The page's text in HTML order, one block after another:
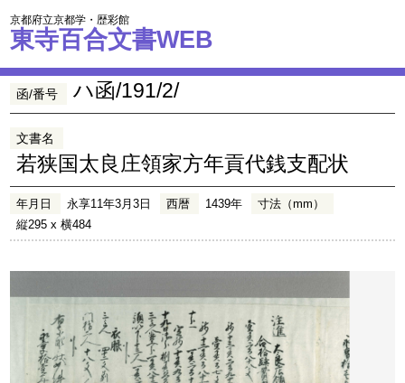
京都府立京都学・歴彩館
東寺百合文書WEB
函/番号 ハ函/191/2/
文書名
若狭国太良庄領家方年貢代銭支配状
年月日 永享11年3月3日 西暦 1439年
寸法（mm）
縦295 x 横484